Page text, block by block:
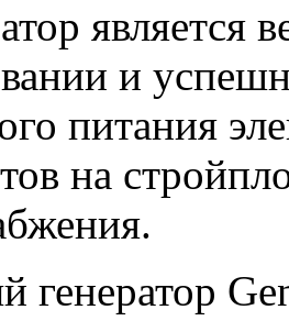
и
питания
на
генератор